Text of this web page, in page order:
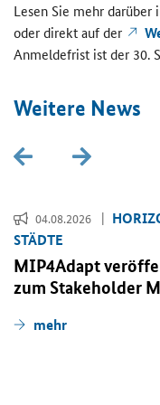
Lesen Sie mehr dar­über
oder di­rekt auf der
An­mel­de­frist ist der 30.
Wei­te­re News
04.08.2026
STÄD­TE
MIP4Adapt
zum Stakeholder
mehr